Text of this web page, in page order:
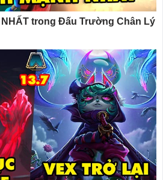
NHẤT trong Đấu Trường Chân Lý